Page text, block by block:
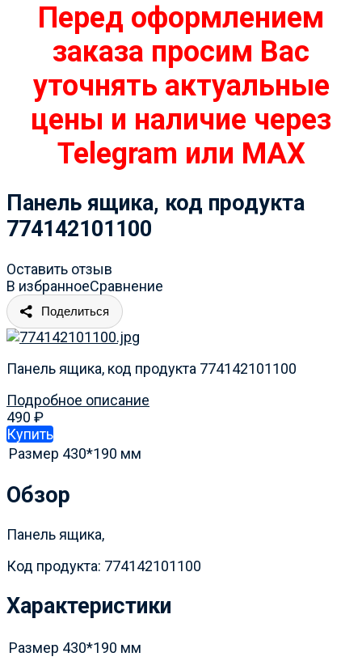
Перед оформлением
заказа просим Вас
уточнять актуальные
цены и наличие через
Telegram или MAX
Панель ящика, код продукта
774142101100
Оставить отзыв
В избранноеСравнение
Поделиться
Панель ящика, код продукта 774142101100
Подробное описание
490 ₽
Купить
Размер 430*190 мм
Обзор
Панель ящика,
Код продукта: 774142101100
Характеристики
Размер 430*190 мм